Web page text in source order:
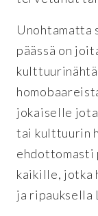
Unohtamatta
päässä on
jokaiselle
tai kulttuurin
ehdottomasti
kaikille, jotka
ja ripauksella